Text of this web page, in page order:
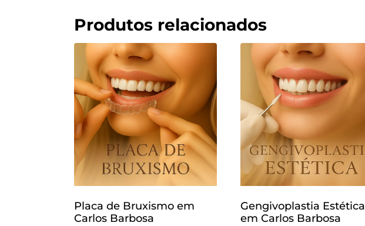
Produtos relacionados
Placa de Bruxismo em
Carlos Barbosa
Gengivoplastia Estética
em Carlos Barbosa